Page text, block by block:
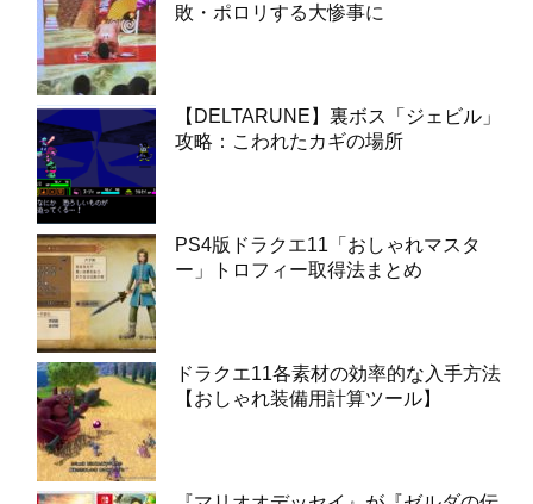
敗・ポロリする大惨事に
【DELTARUNE】裏ボス「ジェビル」
攻略：こわれたカギの場所
PS4版ドラクエ11「おしゃれマスタ
ー」トロフィー取得法まとめ
ドラクエ11各素材の効率的な入手方法
【おしゃれ装備用計算ツール】